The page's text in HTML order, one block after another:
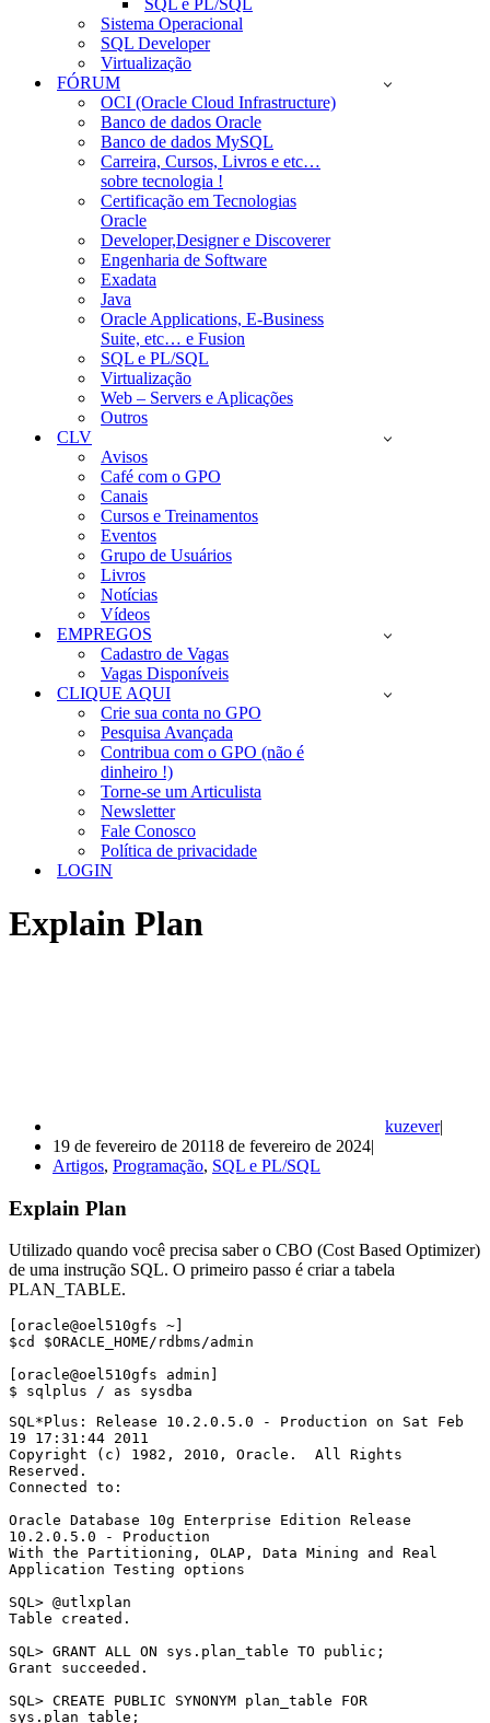
SQL e PL/SQL
Sistema Operacional
SQL Developer
Virtualização
FÓRUM
OCI (Oracle Cloud Infrastructure)
Banco de dados Oracle
Banco de dados MySQL
Carreira, Cursos, Livros e etc…
sobre tecnologia !
Certificação em Tecnologias
Oracle
Developer,Designer e Discoverer
Engenharia de Software
Exadata
Java
Oracle Applications, E-Business
Suite, etc… e Fusion
SQL e PL/SQL
Virtualização
Web – Servers e Aplicações
Outros
CLV
Avisos
Café com o GPO
Canais
Cursos e Treinamentos
Eventos
Grupo de Usuários
Livros
Notícias
Vídeos
EMPREGOS
Cadastro de Vagas
Vagas Disponíveis
CLIQUE AQUI
Crie sua conta no GPO
Pesquisa Avançada
Contribua com o GPO (não é
dinheiro !)
Torne-se um Articulista
Newsletter
Fale Conosco
Política de privacidade
LOGIN
Explain Plan
kuzever
19 de fevereiro de 20118 de fevereiro de 2024
Artigos, Programação, SQL e PL/SQL
Explain Plan
Utilizado quando você precisa saber o CBO (Cost Based Optimizer)
de uma instrução SQL. O primeiro passo é criar a tabela
PLAN_TABLE.
[oracle@oel510gfs ~]
$cd $ORACLE_HOME/rdbms/admin
[oracle@oel510gfs admin]
$ sqlplus / as sysdba
SQL*Plus: Release 10.2.0.5.0 - Production on Sat Feb
19 17:31:44 2011
Copyright (c) 1982, 2010, Oracle.  All Rights
Reserved.
Connected to:
Oracle Database 10g Enterprise Edition Release
10.2.0.5.0 - Production
With the Partitioning, OLAP, Data Mining and Real
Application Testing options
SQL> @utlxplan
Table created.
SQL> GRANT ALL ON sys.plan_table TO public;
Grant succeeded.
SQL> CREATE PUBLIC SYNONYM plan_table FOR
sys.plan_table;